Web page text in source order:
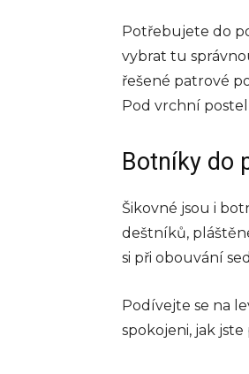
Potřebujete do
vybrat tu
řešené patrové
Pod vrchní
Botníky do
Šikovné jsou i
deštníků,
si při obouvání
Podívejte se na
spokojeni, jak